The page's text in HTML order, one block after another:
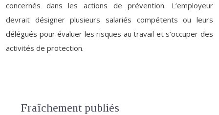
concernés dans les actions de prévention. L’employeur
devrait désigner plusieurs salariés compétents ou leurs
délégués pour évaluer les risques au travail et s’occuper des
activités de protection.
Fraîchement publiés